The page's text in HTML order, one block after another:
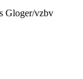
Gloger/vzbv